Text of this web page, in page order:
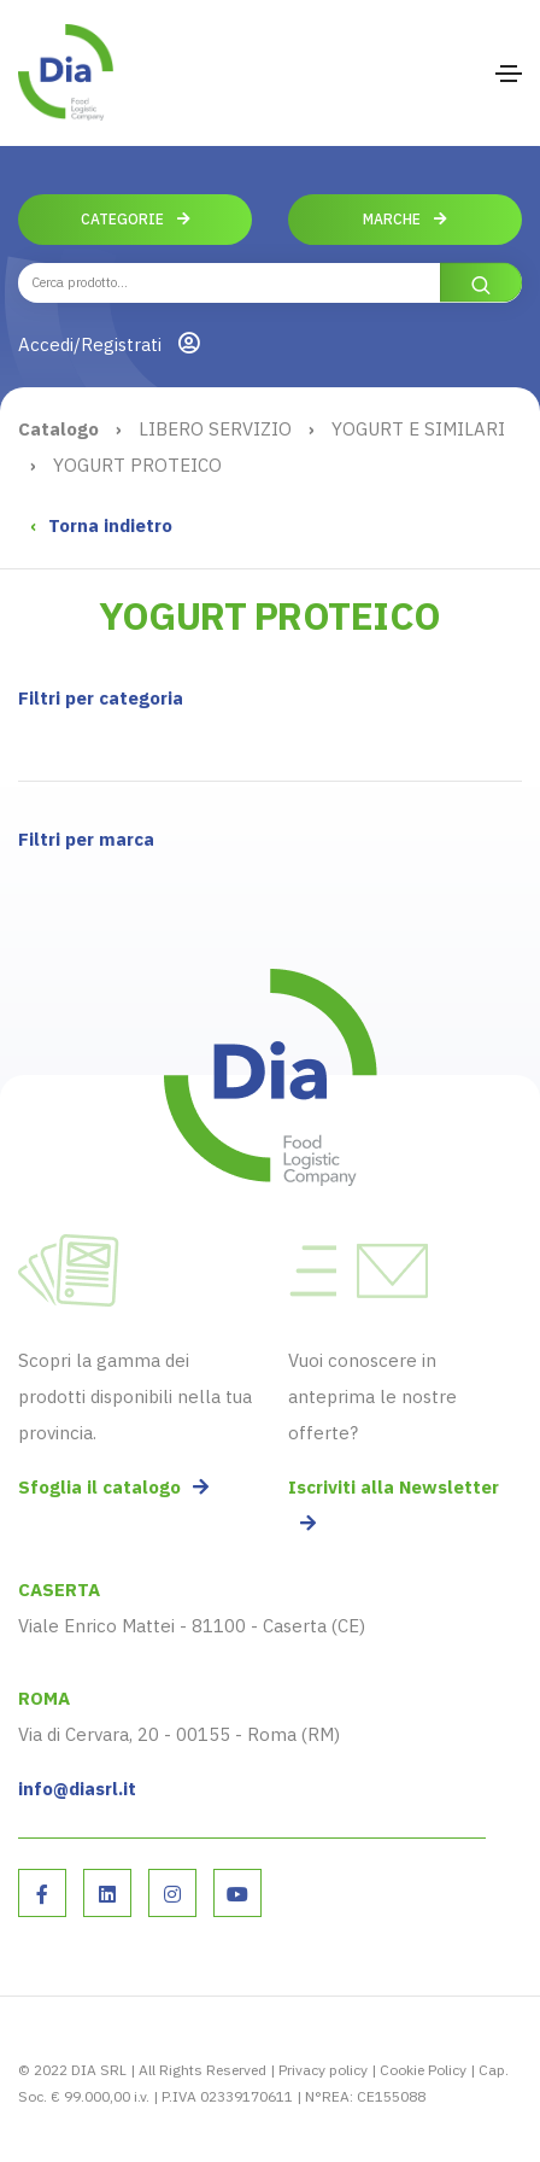
CATEGORIE MARCHE
Accedi/Registrati
Catalogo › LIBERO SERVIZIO ›
YOGURT E SIMILARI
›
YOGURT PROTEICO
‹ Torna indietro
YOGURT PROTEICO
Filtri per categoria
Filtri per marca
Scopri la gamma dei
prodotti disponibili nella tua
provincia.
Sfoglia il catalogo
Vuoi conoscere in
anteprima le nostre
offerte?
Iscriviti alla Newsletter
CASERTA
Viale Enrico Mattei - 81100 - Caserta (CE)
ROMA
Via di Cervara, 20 - 00155 - Roma (RM)
info@diasrl.it
© 2022 DIA SRL | All Rights Reserved | Privacy policy | Cookie Policy | Cap.
Soc. € 99.000,00 i.v. | P.IVA 02339170611 | N°REA: CE155088